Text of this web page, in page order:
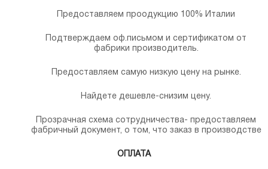
Предоставляем проодукцию 100% Италии
Подтверждаем оф.письмом и сертификатом от
фабрики производитель.
Предоставляем самую низкую цену на рынке.
Найдете дешевле-снизим цену.
Прозрачная схема сотрудничества- предоставляем
фабричный документ, о том, что заказ в производстве
ОПЛАТА